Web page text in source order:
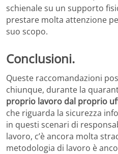
schienale su un supporto
prestare molta attenzione
suo scopo.
Conclusioni.
Queste raccomandazioni
chiunque, durante la
proprio lavoro dal proprio
che riguarda la sicurezza
in questi scenari di
lavoro, c’è ancora molta
metodologia di lavoro è